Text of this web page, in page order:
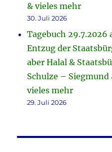
& vieles mehr
30. Juli 2026
Tagebuch
Entzug der
aber Halal &
Schulze –
vieles mehr
29. Juli 2026